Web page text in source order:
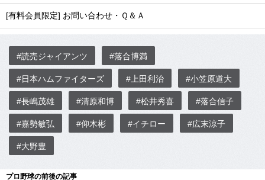
[有料会員限定] お問い合わせ・Ｑ＆Ａ
#読売ジャイアンツ #落合博満
#日本ハムファイターズ #上田利治 #小笠原道大
#長嶋茂雄 #清原和博 #松井秀喜 #落合信子
#嘉勢敏弘 #仰木彬 #イチロー #広末涼子
#大野豊
プロ野球の前後の記事